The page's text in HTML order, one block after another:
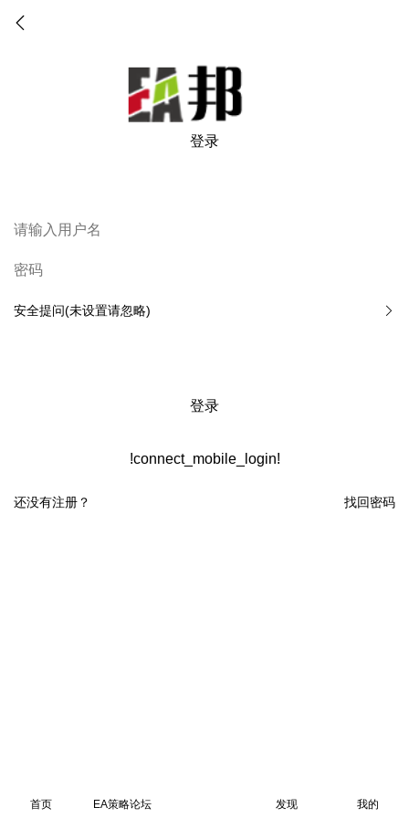
登录
安全提问(未设置请忽略)
登录
!connect_mobile_login!
找回密码
还没有注册？
首页 EA策略论坛 发现 我的